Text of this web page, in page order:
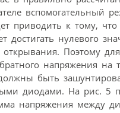
вспомогательный
приводить к тому,
достигать нулевого
Поэтому
напряжения на
быть
диодами. На рис. 5
напряжения между